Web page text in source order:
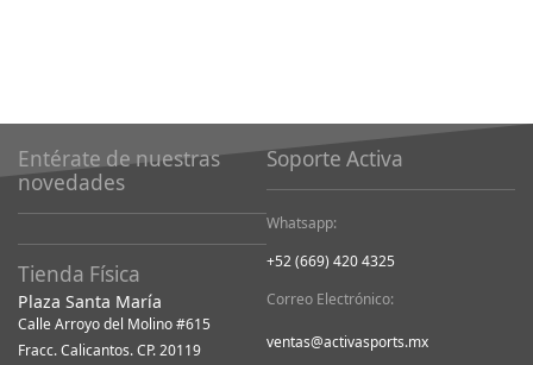
Entérate de nuestras
novedades
Tienda Física
Plaza Santa María
Calle Arroyo del Molino #615
Fracc. Calicantos. CP. 20119
Soporte Activa
Whatsapp:
+52 (669) 420 4325
Correo Electrónico:
ventas@activasports.mx